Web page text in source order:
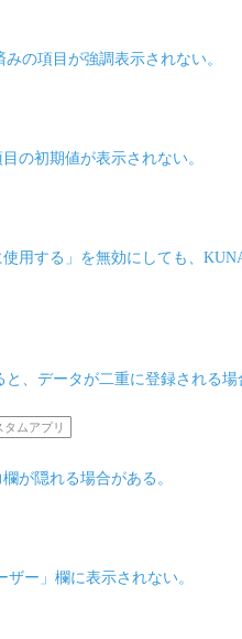
の項目が強調表示されない。
の初期値が表示されない。
用する」を無効にしても、
、データが二重に登録される場
タムアプリ
が隠れる場合がある。
ー」欄に表示されない。